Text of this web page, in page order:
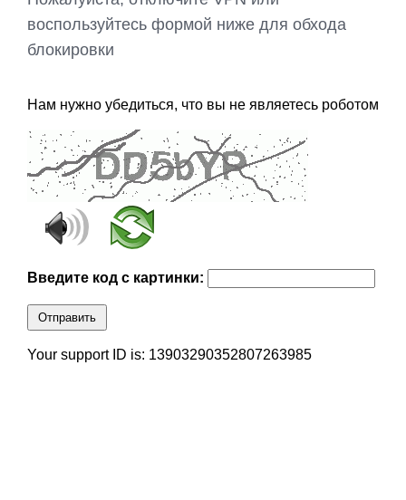
воспользуйтесь формой ниже для обхода
блокировки
Нам нужно убедиться, что вы не являетесь роботом
Введите код с картинки:
Отправить
Your support ID is: 13903290352807263985